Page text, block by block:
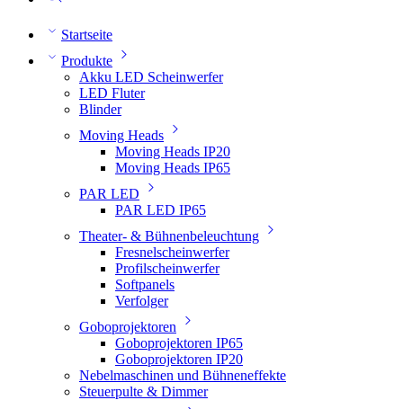
Startseite
Produkte
Akku LED Scheinwerfer
LED Fluter
Blinder
Moving Heads
Moving Heads IP20
Moving Heads IP65
PAR LED
PAR LED IP65
Theater- & Bühnenbeleuchtung
Fresnelscheinwerfer
Profilscheinwerfer
Softpanels
Verfolger
Goboprojektoren
Goboprojektoren IP65
Goboprojektoren IP20
Nebelmaschinen und Bühneneffekte
Steuerpulte & Dimmer